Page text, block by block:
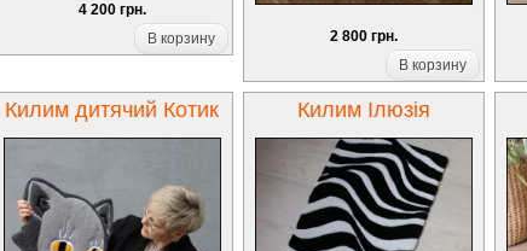
4 200 грн.
В корзину
2 800 грн.
В корзину
Килим дитячий Котик Килим Ілюзія